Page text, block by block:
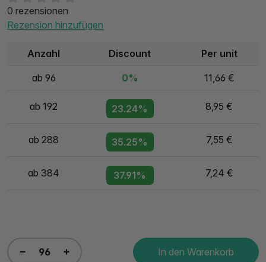
0 rezensionen
Rezension hinzufügen
Anzahl Discount Per unit
ab 96 0% 11,66 €
ab 192 23.24% 8,95 €
ab 288 35.25% 7,55 €
ab 384 37.91% 7,24 €
In den Warenkorb